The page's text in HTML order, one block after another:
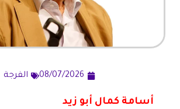
08/07/2026 الفرجة
أسامة كمال أبو زيد